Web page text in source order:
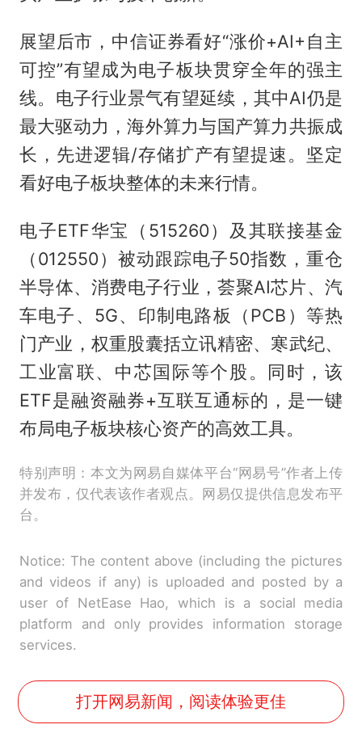
展望后市，中信证券看好“涨价+AI+自主
可控”有望成为电子板块贯穿全年的强主
线。电子行业景气有望延续，其中AI仍是
最大驱动力，海外算力与国产算力共振成
长，先进逻辑/存储扩产有望提速。坚定
看好电子板块整体的未来行情。
电子ETF华宝（515260）及其联接基金
（012550）被动跟踪电子50指数，重仓
半导体、消费电子行业，荟聚AI芯片、汽
车电子、5G、印制电路板（PCB）等热
门产业，权重股囊括立讯精密、寒武纪、
工业富联、中芯国际等个股。同时，该
ETF是融资融券+互联互通标的，是一键
布局电子板块核心资产的高效工具。
特别声明：本文为网易自媒体平台“网易号”作者上传
并发布，仅代表该作者观点。网易仅提供信息发布平
台。
Notice: The content above (including the pictures
and videos if any) is uploaded and posted by a
user of NetEase Hao, which is a social media
platform and only provides information storage
services.
打开网易新闻，阅读体验更佳